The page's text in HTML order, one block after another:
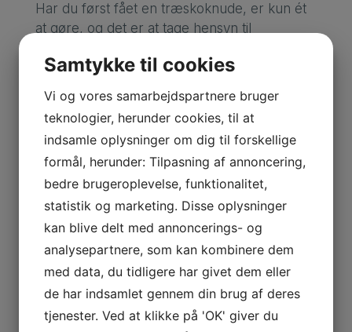
Har du først fået en træskoknude, er kun ét
at gøre, og det er at tage hensyn til
ekstreme tilfælde kan et kirurgisk indgreb
blive aktuelt.
Nedsat bevægelighed i
mellemfoden
En anden årsag til gener oven på foden kan
være nedsat bevægelighed – eller stivhed i
mellemfods-knoglerne. Det medfører ofte en
generende overbelastning, når man
bevæger sig fremad, fordi mellemfoden
bøjer opad. Når mellemfoden ikke kan
bevæge sig i nødvendigt omfang, klemmer
det i leddene, og der opstår gener.
Samtykke til cookies
Vi og vores samarbejdspartnere bruger
teknologier, herunder cookies, til at
indsamle oplysninger om dig til forskellige
formål, herunder: Tilpasning af annoncering,
bedre brugeroplevelse, funktionalitet,
statistik og marketing. Disse oplysninger
kan blive delt med annoncerings- og
analysepartnere, som kan kombinere dem
med data, du tidligere har givet dem eller
de har indsamlet gennem din brug af deres
tjenester. Ved at klikke på 'OK' giver du